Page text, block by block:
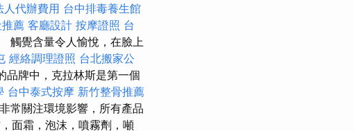
人代辦費用 台中排毒養生館
薦 客廳設計 按摩證照 台
觸覺含量令人愉悅，在臉上
經絡調理證照 台北搬家公
品牌中，克拉林斯是第一個
台中泰式按摩 新竹整骨推薦
常關注環境影響，所有產品
面霜，泡沫，噴霧劑，噸